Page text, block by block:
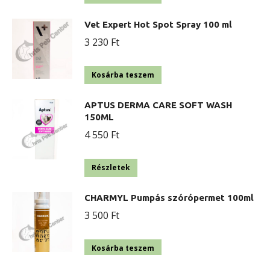
Vet Expert Hot Spot Spray 100 ml
3 230 Ft
Kosárba teszem
APTUS DERMA CARE SOFT WASH
150ML
4 550 Ft
Részletek
CHARMYL Pumpás szórópermet 100ml
3 500 Ft
Kosárba teszem